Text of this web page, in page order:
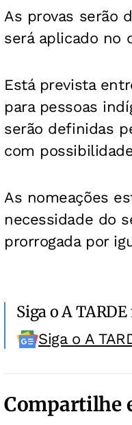
As provas serão
será aplicado no
Está prevista
para pessoas
serão definidas
com
As nomeações
necessidade do
prorrogada por
Siga o A
Siga o A
Compartilhe